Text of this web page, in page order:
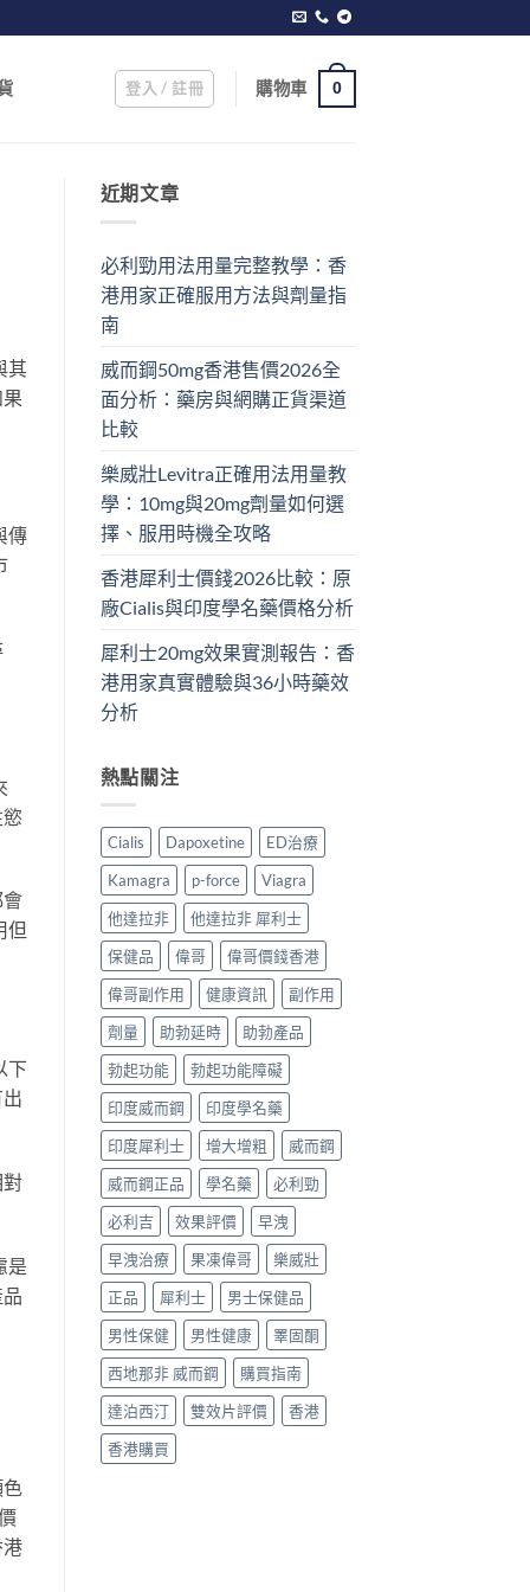
登入 / 註冊 購物車 0
其
傳
但
下
是
近期文章
必利勁用法用量完整教學：香
港用家正確服用方法與劑量指
南
威而鋼50mg香港售價2026全
面分析：藥房與網購正貨渠道
比較
樂威壯Levitra正確用法用量教
學：10mg與20mg劑量如何選
擇、服用時機全攻略
香港犀利士價錢2026比較：原
廠Cialis與印度學名藥價格分析
犀利士20mg效果實測報告：香
港用家真實體驗與36小時藥效
分析
熱點關注
Cialis Dapoxetine
ED治療
Kamagra
p-force
Viagra
他達拉非
他達拉非 犀利士
保健品
偉哥
偉哥價錢香港
偉哥副作用
健康資訊
副作用
劑量
助勃延時
助勃產品
勃起功能
勃起功能障礙
印度威而鋼
印度學名藥
印度犀利士
增大增粗
威而鋼
威而鋼正品
學名藥
必利勁
必利吉
效果評價
早洩
早洩治療
果凍偉哥
樂威壯
正品
犀利士
男士保健品
男性保健
男性健康
睪固酮
西地那非 威而鋼
購買指南
達泊西汀
雙效片評價
香港
香港購買